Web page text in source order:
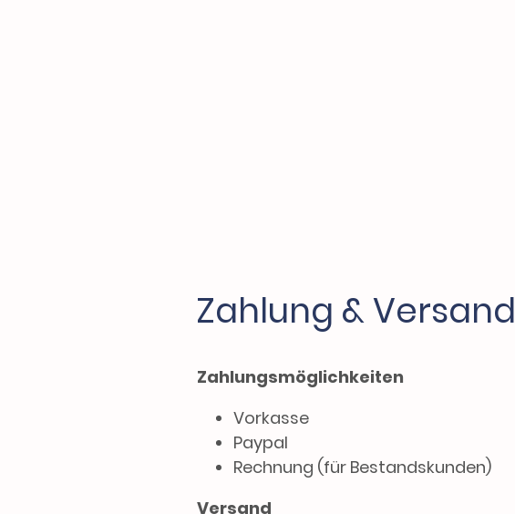
Zahlung & Versand
Zahlungsmöglichkeiten
Vorkasse
Paypal
Rechnung (für Bestandskunden)
Versand